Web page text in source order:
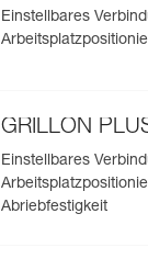
Einstellbares
GRILLON
Einstellbares
Abriebfestigkeit